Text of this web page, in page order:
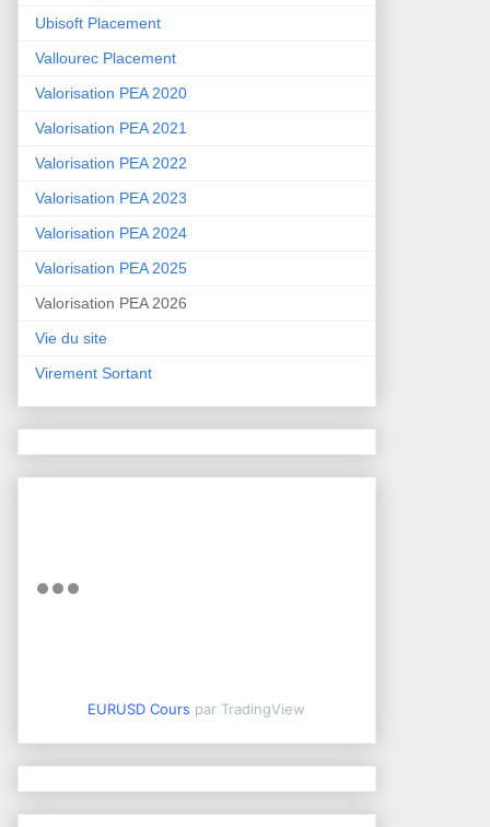
Ubisoft Placement
Vallourec Placement
Valorisation PEA 2020
Valorisation PEA 2021
Valorisation PEA 2022
Valorisation PEA 2023
Valorisation PEA 2024
Valorisation PEA 2025
Valorisation PEA 2026
Vie du site
Virement Sortant
EURUSD Cours par TradingView